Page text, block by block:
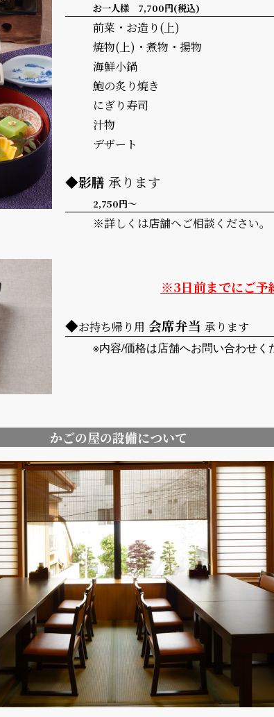
お一人様 7,700円(税込)
前菜・お造り(上)
焼物(上)・煮物・揚物
海鮮小鍋
鮑の炙り焼き
にぎり寿司
汁物
デザート
◆影膳 承ります
2,750円～
※詳しくは店舗へご相談ください。
※3日前までにご予
◆お持ち帰り用 会席弁当 承ります
※内容/価格は店舗へお問い合わせく
かごの屋の設備について